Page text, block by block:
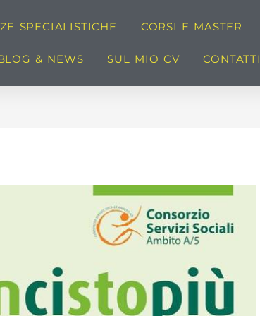
SPECIALISTICHE CORSI E MASTER
& NEWS SUL MIO CV CONTATTI